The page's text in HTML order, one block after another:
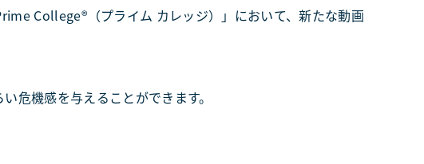
College®（プライム カレッジ）」において、新たな動画
危機感を与えることができます。